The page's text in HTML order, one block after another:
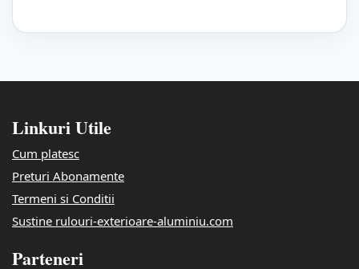
Linkuri Utile
Cum platesc
Preturi Abonamente
Termeni si Conditii
Sustine rulouri-exterioare-aluminiu.com
Parteneri